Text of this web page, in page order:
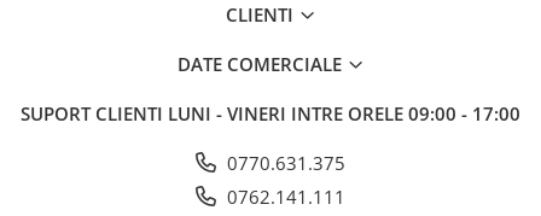
CLIENTI
DATE COMERCIALE
SUPORT CLIENTI LUNI - VINERI INTRE ORELE 09:00 - 17:00
0770.631.375
0762.141.111